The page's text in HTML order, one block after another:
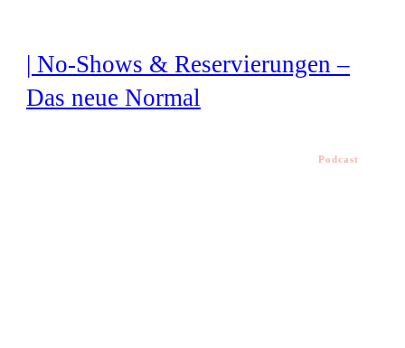
| No-Shows & Reservierungen –
Das neue Normal
Podcast